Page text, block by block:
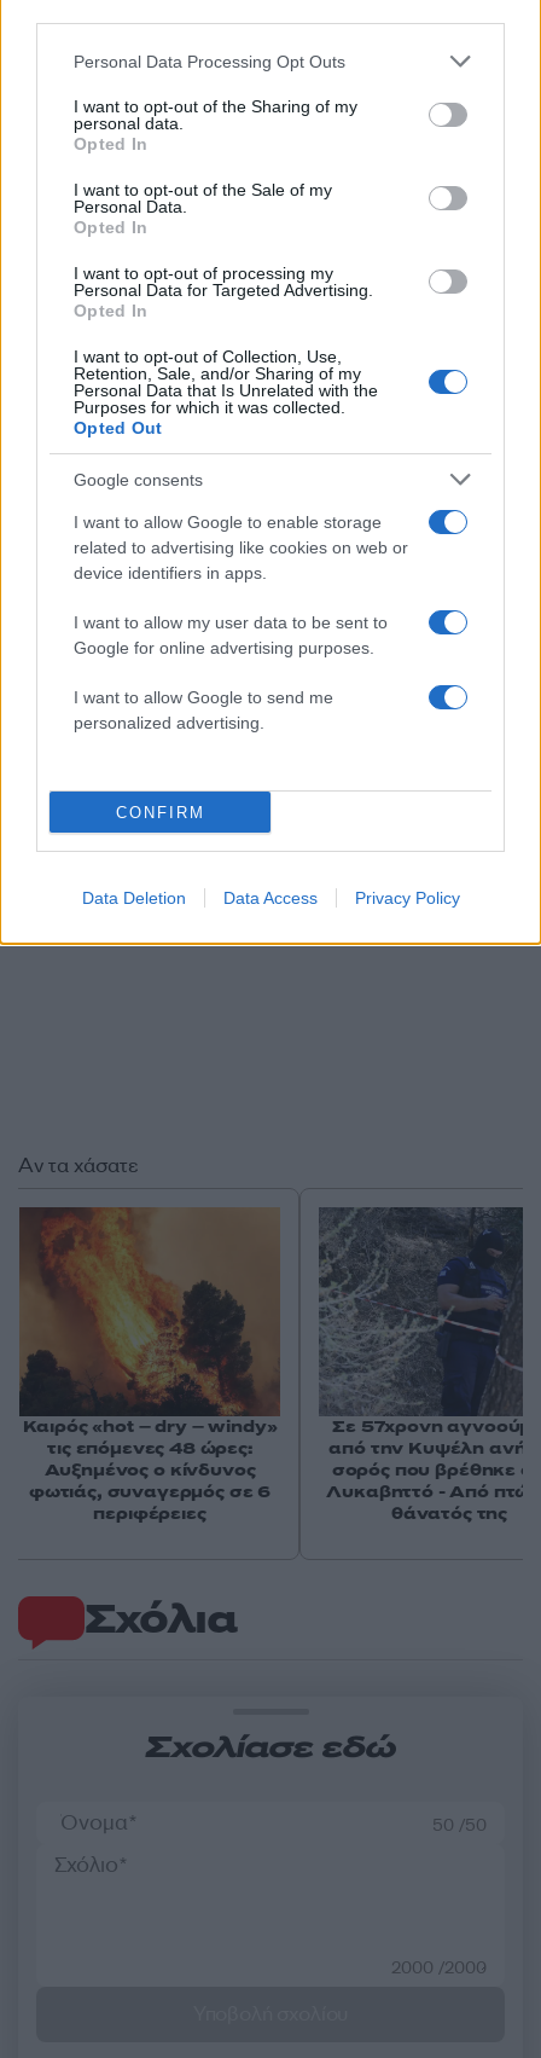
Please note that this website/app uses one or more Google
not limited to your visit or usage behaviour. You may click to
grant or deny consent to Google and its third-party tags to
use your data for below specified purposes in below Google
consent section.
Personal Data Processing Opt Outs
I want to opt-out of the Sharing of my
personal data.
Opted In
I want to opt-out of the Sale of my
Personal Data.
Opted In
I want to opt-out of processing my
Personal Data for Targeted Advertising.
Opted In
I want to opt-out of Collection, Use,
Retention, Sale, and/or Sharing of my
Personal Data that Is Unrelated with the
Purposes for which it was collected.
Opted Out
Google consents
I want to allow Google to enable storage
related to advertising like cookies on web or
device identifiers in apps.
I want to allow my user data to be sent to
Google for online advertising purposes.
I want to allow Google to send me
personalized advertising.
CONFIRM
Data Deletion Data Access Privacy Policy
στο Στενό του Ορμούζ,αποθηκεύει πυραύλους
κατά πλοίων, νάρκες, drones και άλλα
σύμφωνα με πολλαπλές αναφορές. Το Κεσμ
ήταν κάποτε τουριστικός παράδεισος λόγω της
φυσικής του ομορφιάς.
Ορμούζ, η οποία μερικές φορές περιγράφεται
«ως φελλός στο πιο ζωτικό πέρασμα
διαμετακόμισης ενέργειας στον κόσμο»,
αναφέρει το Al Jazeera.
Το Ιράν κατηγόρησε τις ΗΠΑ ότι επιτέθηκαν σε
ένα εργοστάσιο αφαλάτωσης στο Κεσμ τις
πρώτες ημέρες του πολέμου, διακόπτοντας την
παροχή νερού στα τοπικά χωριά. Οι ΗΠΑ το
αρνήθηκαν.
Με έκταση περίπου558 τετραγωνικά μίλια, το
Κεσμ θα αποτελούσε τεράστιο στόχο
και δεν
έχουν υπάρξει ενδείξεις σχεδιαζόμενης
ΔΙΑΦΗΜΙΣΗ
Σχόλια
Σχολίασε εδώ
50 /50
2000 /2000
Αν τα χάσατε
Καιρός «hot – dry – windy»
τις επόμενες 48 ώρες:
Αυξημένος ο κίνδυνος
φωτιάς, συναγερμός σε 6
περιφέρειες
Σε 57χρονη
από την Κυψέλη
σορός που βρέθηκε
Λυκαβηττό - Από
θάνατός της